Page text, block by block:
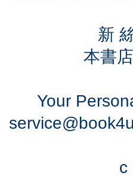
新
本書
Your
c